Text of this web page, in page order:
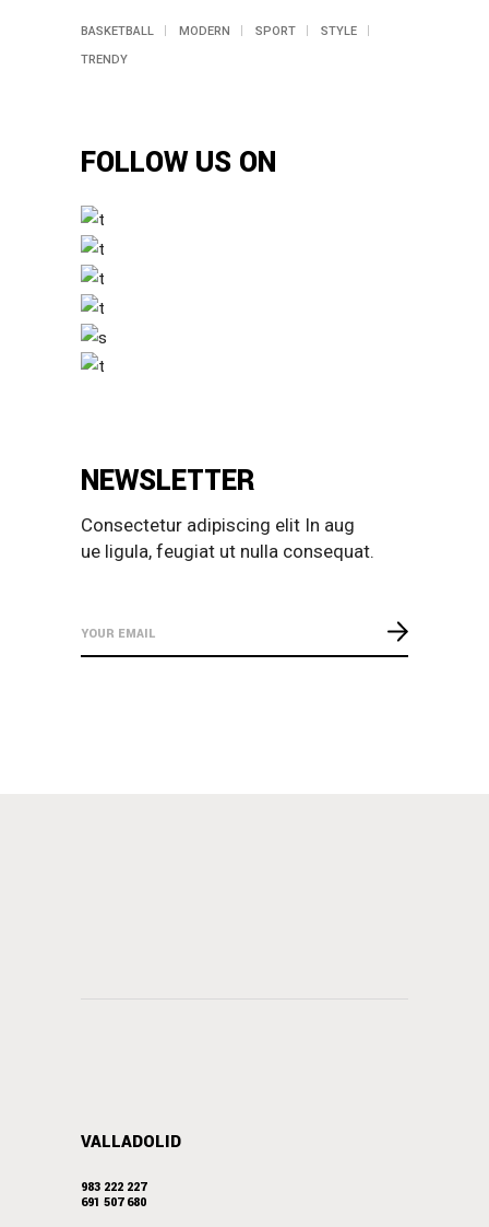
BASKETBALL MODERN SPORT
STYLE
TRENDY
FOLLOW US ON
NEWSLETTER
Consectetur adipiscing elit In aug
ue ligula, feugiat ut nulla consequat.
VALLADOLID
983 222 227
691 507 680